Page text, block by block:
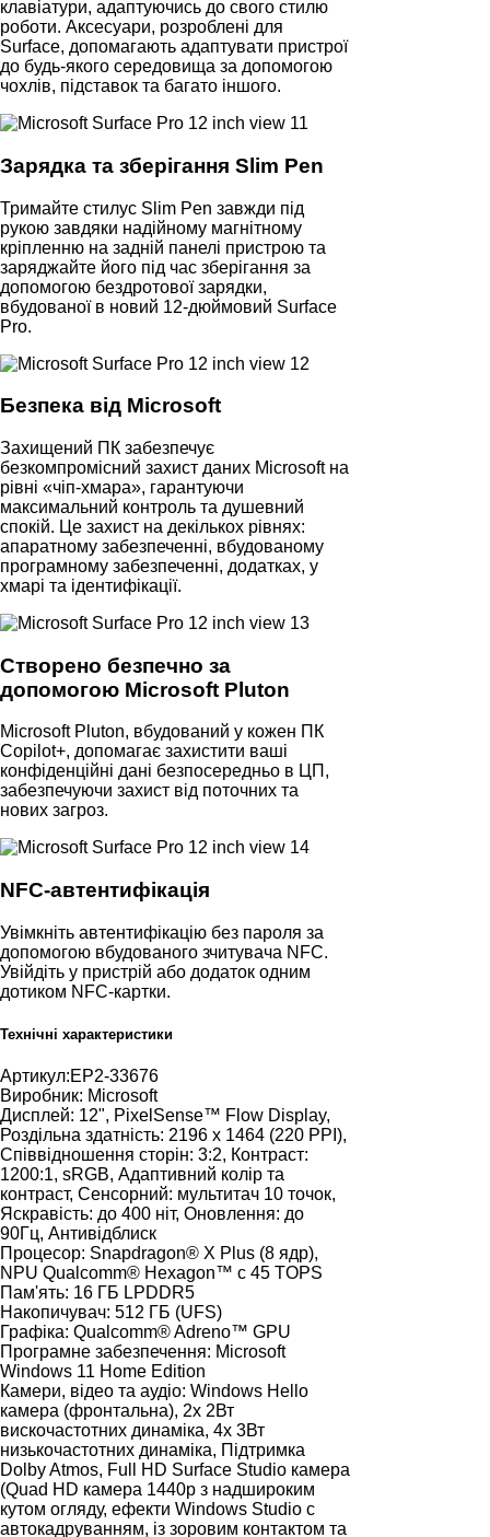
клавіатури, адаптуючись до свого стилю
роботи. Аксесуари, розроблені для
Surface, допомагають адаптувати пристрої
до будь-якого середовища за допомогою
чохлів, підставок та багато іншого.
Зарядка та зберігання Slim Pen
Тримайте стилус Slim Pen завжди під
рукою завдяки надійному магнітному
кріпленню на задній панелі пристрою та
заряджайте його під час зберігання за
допомогою бездротової зарядки,
вбудованої в новий 12-дюймовий Surface
Pro.
Безпека від Microsoft
Захищений ПК забезпечує
безкомпромісний захист даних Microsoft на
рівні «чіп-хмара», гарантуючи
максимальний контроль та душевний
спокій. Це захист на декількох рівнях:
апаратному забезпеченні, вбудованому
програмному забезпеченні, додатках, у
хмарі та ідентифікації.
Створено безпечно за
допомогою Microsoft Pluton
Microsoft Pluton, вбудований у кожен ПК
Copilot+, допомагає захистити ваші
конфіденційні дані безпосередньо в ЦП,
забезпечуючи захист від поточних та
нових загроз.
NFC-автентифікація
Увімкніть автентифікацію без пароля за
допомогою вбудованого зчитувача NFC.
Увійдіть у пристрій або додаток одним
дотиком NFC-картки.
Технічні характеристики
Артикул:EP2-33676
Виробник: Microsoft
Дисплей: 12", PixelSense™ Flow Display,
Роздільна здатність: 2196 х 1464 (220 PPI),
Співвідношення сторін: 3:2, Контраст:
1200:1, sRGB, Адаптивний колір та
контраст, Сенсорний: мультитач 10 точок,
Яскравість: до 400 ніт, Оновлення: до
90Гц, Антивідблиск
Процесор: Snapdragon® X Plus (8 ядр),
NPU Qualcomm® Hexagon™ с 45 TOPS
Пам'ять: 16 ГБ LPDDR5
Накопичувач: 512 ГБ (UFS)
Графіка: Qualcomm® Adreno™ GPU
Програмне забезпечення: Microsoft
Windows 11 Home Edition
Камери, відео та аудіо: Windows Hello
камера (фронтальна), 2х 2Вт
вискочастотних динаміка, 4х 3Вт
низькочастотних динаміка, Підтримка
Dolby Atmos, Full HD Surface Studio камера
(Quad HD камера 1440p з надшироким
кутом огляду, ефекти Windows Studio c
автокадруванням, із зоровим контактом та